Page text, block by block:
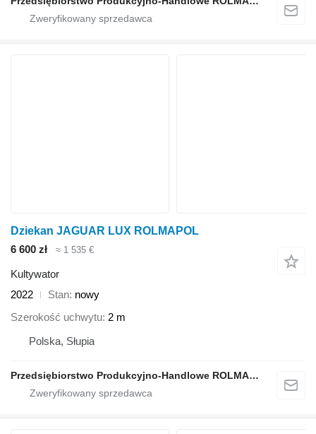
Dziekan JAGUAR LUX ROLMAPOL
6 600 zł
≈ 1 535 €
Kultywator
2022
Stan nowy
Szerokość uchwytu 2 m
Polska, Słupia
Przedsiębiorstwo Produkcyjno-Handlowe ROLMAPOL Marcin Dziekan